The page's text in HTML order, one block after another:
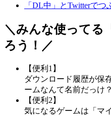
「DL中」とTwitterでつ
＼みんな使ってる
ろう！／
【便利1】
ダウンロード履歴が保
ームなんて名前だっけ
【便利2】
気になるゲームは「マ